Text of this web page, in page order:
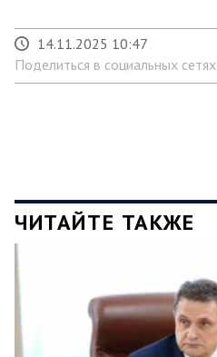
14.11.2025 10:47
Поделиться в социальных сетях
ЧИТАЙТЕ ТАКЖЕ